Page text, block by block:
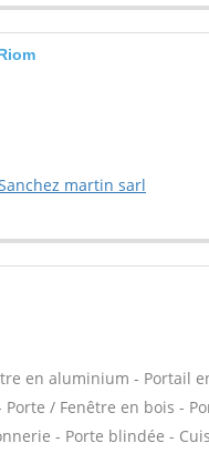
martin sarl
en aluminium - Portail
Porte / Fenêtre en bois -
- Porte blindée -